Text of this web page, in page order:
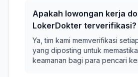
Apakah lowongan kerja
LokerDokter terverifikasi?
Ya, tim kami memverifikasi
yang diposting untuk
keamanan bagi para pencari